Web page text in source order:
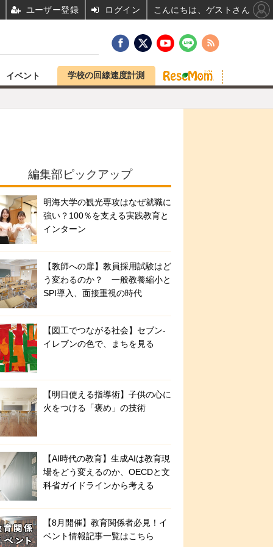
イベント 学校の回線速度計測
編集部ピックアップ
明海大学の観光専攻はなぜ就職に
強い？100％を支える実践教育と
インターン
【教師への扉】教員採用試験はど
う変わるのか？ 一般教養縮小と
SPI導入、面接重視の時代
【図工でつながる社会】セブン‐
イレブンの色で、まちを見る
【明日使える指導術】子供の心に
火をつける「褒め」の技術
【AI時代の教育】生成AIは教育現
場をどう変えるのか、OECDと文
科省ガイドラインから考える
【8月開催】教育関係者必見！イ
ベント情報記事一覧はこちら
ユーザー登録 ログイン こんにちは、ゲストさん